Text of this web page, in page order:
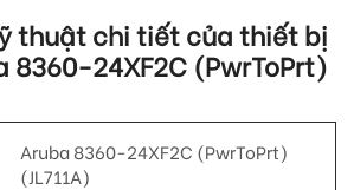
thuật chi tiết của thiết bị
8360-24XF2C (PwrToPrt)
Aruba 8360-24XF2C (PwrToPrt)
(JL711A)